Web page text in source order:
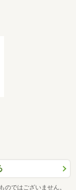
のではございません。